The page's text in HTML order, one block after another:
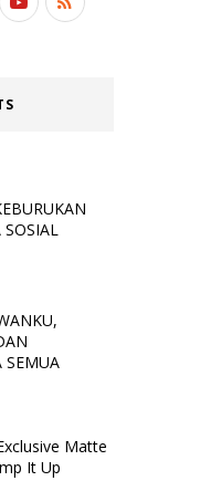
SEMUA
Matte
It Up